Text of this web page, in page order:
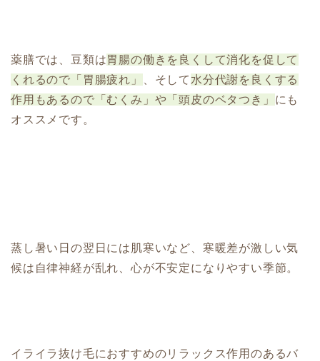
薬膳では、豆類は胃腸の働きを良くして消化を促して
くれるので「胃腸疲れ」
、そして 水分代謝を良くする
作用もあるので「むくみ」や「頭皮のベタつき」 にも
オススメです。
蒸し暑い日の翌日には肌寒いなど、寒暖差が激しい気
候は自律神経が乱れ、心が不安定になりやすい季節。
イライラ抜け毛におすすめのリラックス作用のあるバ